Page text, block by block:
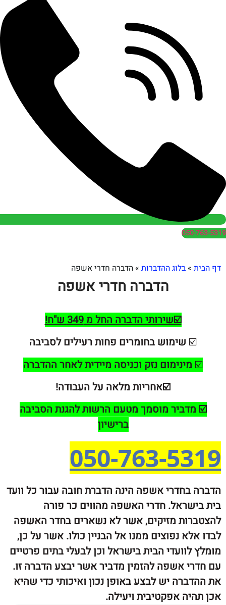
»בלוג ההדברות»הדברה חדרי אשפה
הדברה חדרי אשפה
☑️שירותי הדברה החל מ 349 ש"ח!
שימוש בחומרים פחות רעילים לסביבה
נזק וכניסה מיידית לאחר ההדברה
☑️אחריות מלאה על העבודה!
מוסמך מטעם הרשות להגנת הסביבה
050-763-
אשפה הינה הדברת חובה עבור כל וועד
חדרי האשפה מהווים כר פורה
מזיקים, אשר לא נשארים בחדר האשפה
נפוצים ממנו אל הבניין כולו. אשר על כן,
הבית בישראל וכן לבעלי בתים פרטיים
אשפה להזמין מדביר אשר יבצע הדברה זו.
יש לבצע באופן נכון ואיכותי כדי שהיא
אפקטיבית ויעילה.